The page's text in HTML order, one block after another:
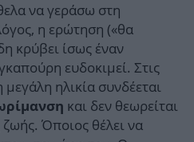
να γεράσω στη
η ερώτηση («θα
κρύβει ίσως έναν
ευδοκιμεί. Στις
μεγάλη ηλικία συνδέεται
και δεν θεωρείται
ζωής. Όποιος θέλει να